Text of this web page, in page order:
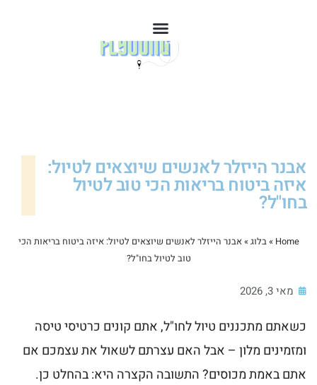
אבנר הייזלר לאנשים שיוצאים לטיול:
איזה ביטוח בריאות הכי טוב לטיול
בחו"ל?
Home
»בלוג»אבנר הייזלר לאנשים שיוצאים לטיול: איזה ביטוח בריאות הכי
טוב לטיול בחו"ל?
מאי 3, 2026
כשאתם מתכננים טיול לחו"ל, אתם קונים כרטיסי טיסה
ומזמינים מלון – אבל האם עצרתם לשאול את עצמכם אם
אתם באמת מכוסים? התשובה הקצרה היא: בהחלט כן.